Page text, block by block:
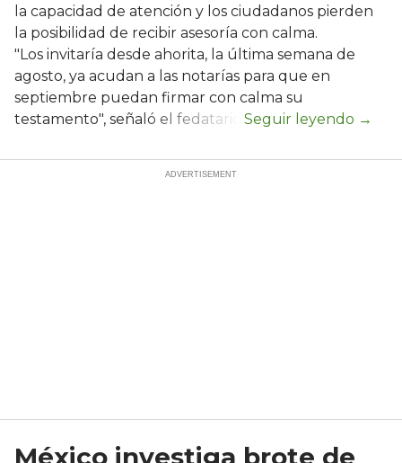
la capacidad de atención y los ciudadanos pierden
la posibilidad de recibir asesoría con calma.
"Los invitaría desde ahorita, la última semana de
agosto, ya acudan a las notarías para que en
septiembre puedan firmar con calma su
testamento", señaló el fedatario.